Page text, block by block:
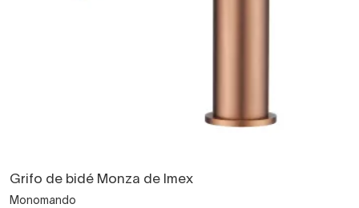
Grifo de bidé Monza de Imex
Monomando